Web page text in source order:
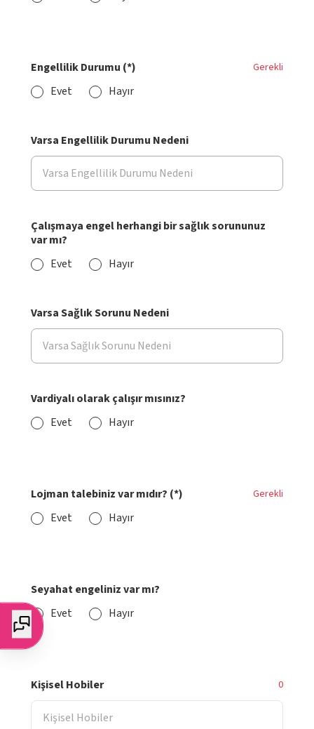
Engellilik Durumu (*) Gerekli
Evet Hayır
Varsa Engellilik Durumu Nedeni
Çalışmaya engel herhangi bir sağlık sorununuz
var mı?
Evet
Hayır
Varsa Sağlık Sorunu Nedeni
Vardiyalı olarak çalışır mısınız?
Evet
Hayır
Lojman talebiniz var mıdır? (*) Gerekli
Evet Hayır
Seyahat engeliniz var mı?
Evet
Hayır
Kişisel Hobiler 0